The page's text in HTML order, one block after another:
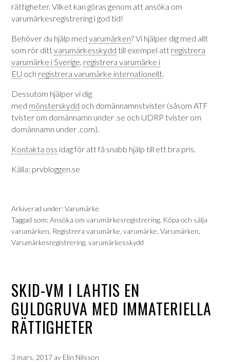
rättigheter. Vilket kan göras genom att ansöka om
varumärkesregistrering i god tid!
Behöver du hjälp medvarumärken? Vi hjälper dig med allt
som rör dittvarumärkesskydd till exempel att registrera
varumärke i Sverige, registrera varumärke i
EU och registrera varumärke internationellt.
Dessutom hjälper vi dig
med mönsterskydd och domännamnstvister (såsom ATF
tvister om domännamn under .se och UDRP tvister om
domännamn under .com).
Kontakta oss idag för att få snabb hjälp till ett bra pris.
Källa: prvbloggen.se
Arkiverad under:Varumärke
Taggad som:Ansöka om varumärkesregistrering Köpa och sälja
varumärken Registrera varumärke ,varumärke ,Varumärken
Varumärkesregistrering ,varumärkesskydd
SKID-VM I LAHTIS EN
GULDGRUVA MED IMMATERIELLA
RÄTTIGHETER
3 mars, 2017 av Elin Nilsson